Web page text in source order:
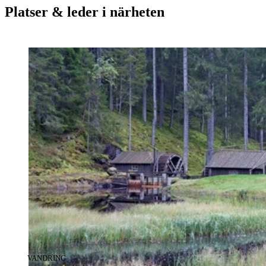
Platser & leder i närheten
KATEGORI:
VANDRING